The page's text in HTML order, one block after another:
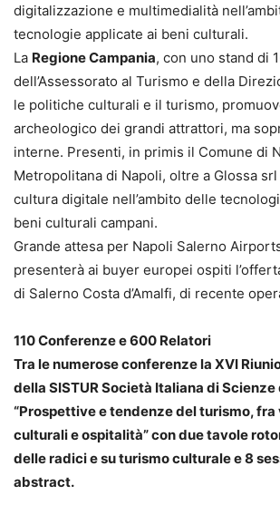
digitalizzazione e multimedialità
tecnologie applicate ai beni culturali.
La Regione Campania, con uno stand di
dell’Assessorato al Turismo e della
le politiche culturali e il turismo,
archeologico dei grandi attrattori, ma
interne. Presenti, in primis il Comune di
Metropolitana di Napoli, oltre a Glossa
cultura digitale nell’ambito delle
beni culturali campani.
Grande attesa per Napoli Salerno
presenterà ai buyer europei ospiti
di Salerno Costa d’Amalfi, di recente
110 Conferenze e 600 Relatori
Tra le numerose conferenze la XVI
della SISTUR Società Italiana di Scienze
“Prospettive e tendenze del turismo,
culturali e ospitalità” con due tavole
delle radici e su turismo culturale e 8
abstract.